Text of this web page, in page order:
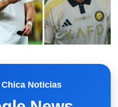
Chica Noticias